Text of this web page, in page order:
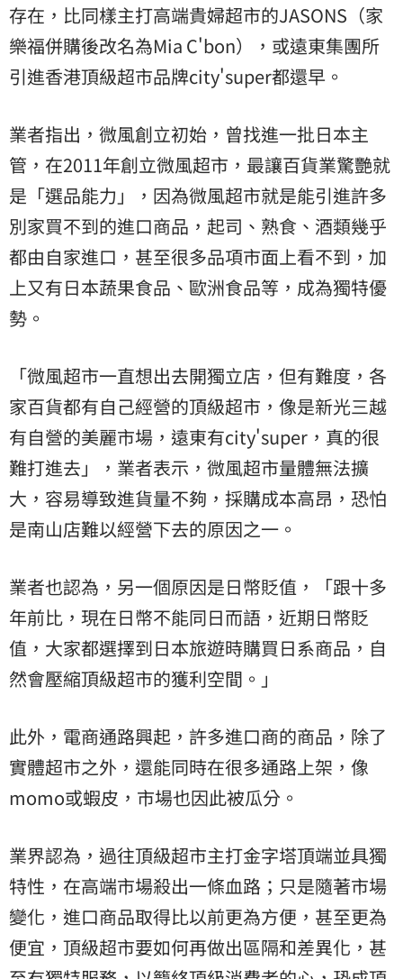
存在，比同樣主打高端貴婦超市的JASONS（家
樂福併購後改名為Mia C'bon），或遠東集團所
引進香港頂級超市品牌city'super都還早。
業者指出，微風創立初始，曾找進一批日本主
管，在2011年創立微風超市，最讓百貨業驚艷就
是「選品能力」，因為微風超市就是能引進許多
別家買不到的進口商品，起司、熟食、酒類幾乎
都由自家進口，甚至很多品項市面上看不到，加
上又有日本蔬果食品、歐洲食品等，成為獨特優
勢。
「微風超市一直想出去開獨立店，但有難度，各
家百貨都有自己經營的頂級超市，像是新光三越
有自營的美麗市場，遠東有city'super，真的很
難打進去」，業者表示，微風超市量體無法擴
大，容易導致進貨量不夠，採購成本高昂，恐怕
是南山店難以經營下去的原因之一。
業者也認為，另一個原因是日幣貶值，「跟十多
年前比，現在日幣不能同日而語，近期日幣貶
值，大家都選擇到日本旅遊時購買日系商品，自
然會壓縮頂級超市的獲利空間。」
此外，電商通路興起，許多進口商的商品，除了
實體超市之外，還能同時在很多通路上架，像
momo或蝦皮，市場也因此被瓜分。
業界認為，過往頂級超市主打金字塔頂端並具獨
特性，在高端市場殺出一條血路；只是隨著市場
變化，進口商品取得比以前更為方便，甚至更為
便宜，頂級超市要如何再做出區隔和差異化，甚